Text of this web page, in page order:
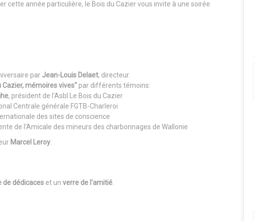
cette année particulière, le Bois du Cazier vous invite à une soirée
par Jean-Louis Delaet, directeur.
Cazier, mémoires vives" par différents témoins:
, président de l'Asbl Le Bois du Cazier
Centrale générale FGTB-Charleroi
des sites de conscience
de l'Amicale des mineurs des charbonnages de Wallonie
Marcel Leroy
de dédicaces et un verre de l'amitié